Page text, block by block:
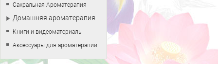
Сакральная Ароматерапия
Домашняя ароматерапия
Книги и видеоматериалы
Аксессуары для ароматерапии